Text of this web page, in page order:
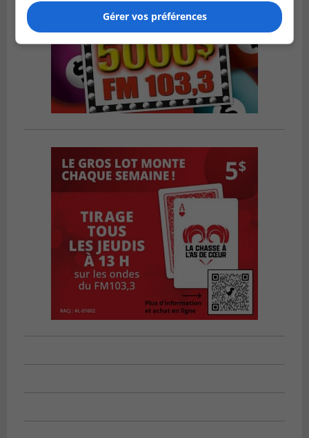
Gérer vos préférences